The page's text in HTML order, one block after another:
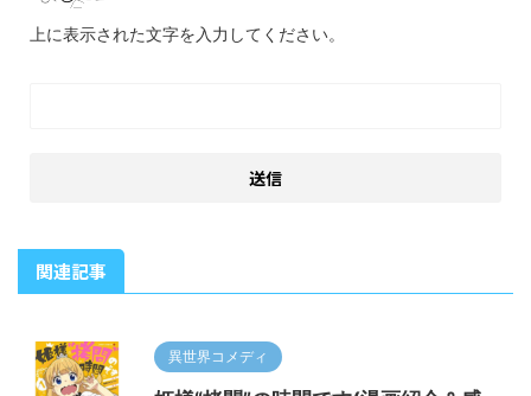
上に表示された文字を入力してください。
関連記事
異世界コメディ